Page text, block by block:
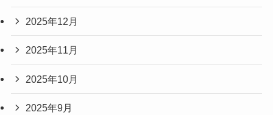
2025年12月
2025年11月
2025年10月
2025年9月